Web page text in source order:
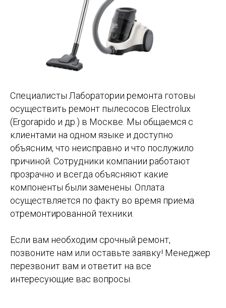
Специалисты Лаборатории ремонта готовы
осуществить ремонт пылесосов Electrolux
(Ergorapido и др.) в Москве. Мы общаемся с
клиентами на одном языке и доступно
объясним, что неисправно и что послужило
причиной. Сотрудники компании работают
прозрачно и всегда объясняют какие
компоненты были заменены. Оплата
осуществляется по факту во время приема
отремонтированной техники.
Если вам необходим срочный ремонт,
позвоните нам или оставьте заявку! Менеджер
перезвонит вам и ответит на все
интересующие вас вопросы.